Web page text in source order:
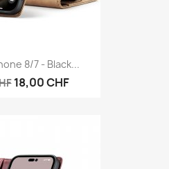
8/7 - Black...
18,00 CHF